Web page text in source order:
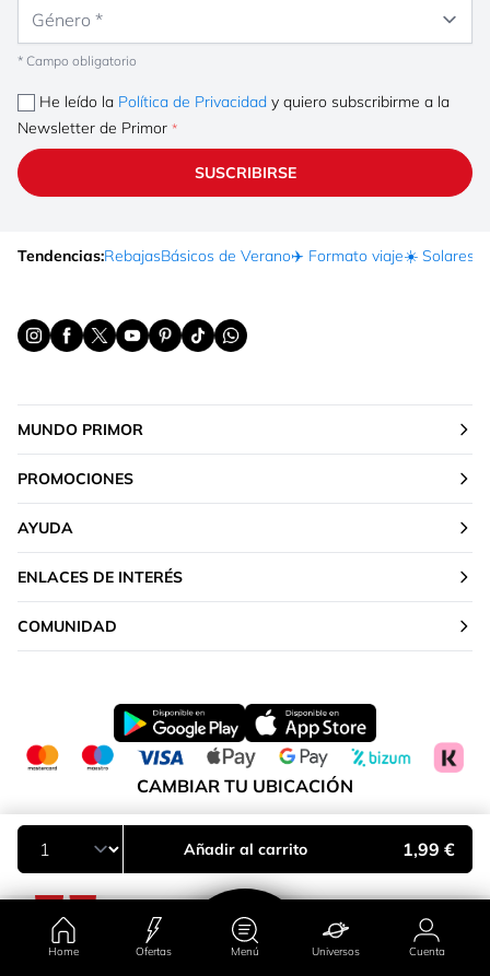
Home Ofertas Menú Universos Cuenta
Añadir al carrito 1,99 €
* Campo obligatorio
He leído la Política de Privacidad y quiero subscribirme a la
Newsletter de Primor
SUSCRIBIRSE
Tendencias:RebajasBásicos de Verano✈️ Formato viaje☀️ Solares
MUNDO PRIMOR
PROMOCIONES
AYUDA
ENLACES DE INTERÉS
COMUNIDAD
CAMBIAR TU UBICACIÓN
Península y Baleares